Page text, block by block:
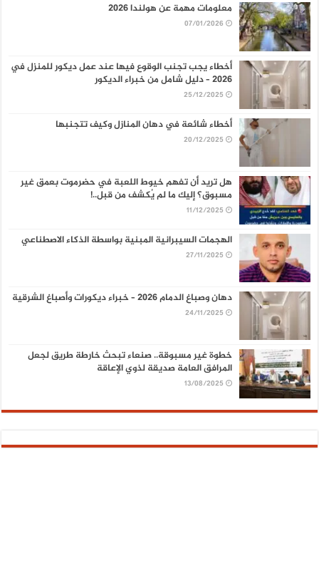
معلومات مهمة عن هولندا 2026
07/01/2026
أخطاء يجب تجنب الوقوع فيها عند عمل ديكور للمنزل في
2026 – دليل شامل من خبراء الديكور
25/12/2025
أخطاء شائعة في دهان المنازل وكيف تتجنبها
20/12/2025
هل تريد أن تفهم خيوط اللعبة في حضرموت بعمق غير
مسبوق؟ إليك ما لم يُكشف من قبل..!
11/12/2025
الهجمات السيبرانية المبنية بواسطة الذكاء الاصطناعي
27/11/2025
دهان وصباغ الدمام 2026 – خبراء ديكورات وأصباغ الشرقية
24/11/2025
خطوة غير مسبوقة.. صنعاء تبحث خارطة طريق لجعل
المرافق العامة صديقة لذوي الإعاقة
13/08/2025